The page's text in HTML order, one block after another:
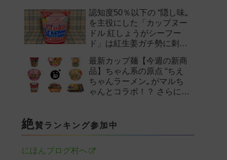
認知度50％以下の “隠し味„
を主役にした「カップヌー
ドル 紅しょうがシーフー
ド」は紅生姜ガチ勢に刺さ
最新カップ麺【今週の新商
品】ちゃん系の原点 “ちえ
ちゃんラーメン„ がマルち
ゃんとコラボ！？ さらに
絶賛ランキング参加中
にほんブログ村へ